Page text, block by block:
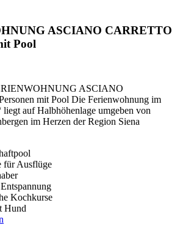
ASCIANO CARRETTO
Pool
ASCIANO
mit Pool Die Ferienwohnung im
liegt auf Halbhöhenlage umgeben von
im Herzen der Region Siena
für Ausflüge
Kochkurse
Hund